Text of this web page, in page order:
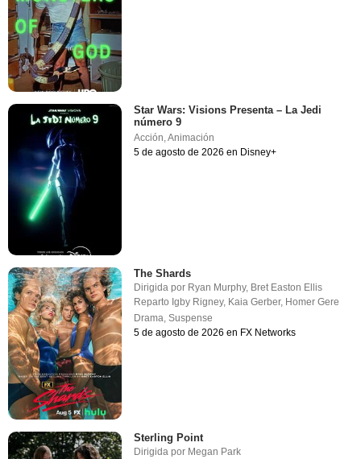
Star Wars: Visions Presenta – La Jedi
número 9
Acción,Animación
5 de agosto de 2026 en Disney+
The Shards
Dirigida por Ryan Murphy, Bret Easton Ellis
Reparto Igby Rigney, Kaia Gerber, Homer Gere
Drama,Suspense
5 de agosto de 2026 en FX Networks
Sterling Point
Dirigida por Megan Park